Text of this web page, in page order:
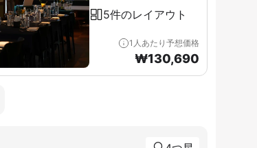
5件のレイアウト
1人あたり予想価格
₩130,690